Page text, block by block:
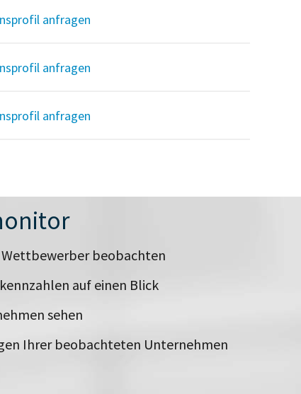
anfragen
anfragen
anfragen
beobachten
auf einen Blick
sehen
Ihrer beobachteten Unternehmen